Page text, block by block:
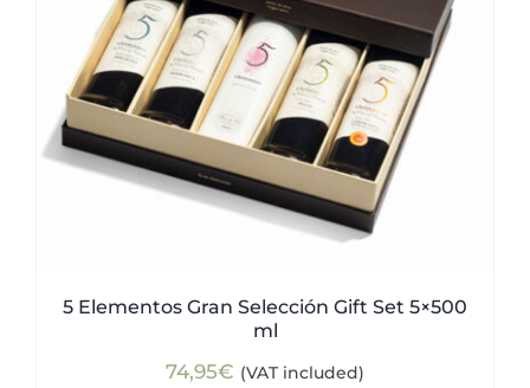
5 Elementos Gran Selección Gift Set 5×500
ml
74,95€ (VAT included)